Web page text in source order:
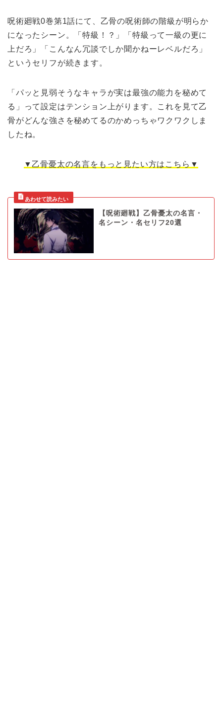
呪術廻戦0巻第1話にて、乙骨の呪術師の階級が明らか
になったシーン。「特級！？」「特級って一級の更に
上だろ」「こんなん冗談でしか聞かねーレベルだろ」
というセリフが続きます。
「パッと見弱そうなキャラが実は最強の能力を秘めて
る」って設定はテンション上がります。これを見て乙
骨がどんな強さを秘めてるのかめっちゃワクワクしま
したね。
▼乙骨憂太の名言をもっと見たい方はこちら▼
【呪術廻戦】乙骨憂太の名言・
名シーン・名セリフ20選